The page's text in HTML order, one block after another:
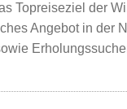
Topreiseziel der
Angebot in der